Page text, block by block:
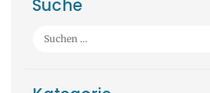
Suche
Suchen